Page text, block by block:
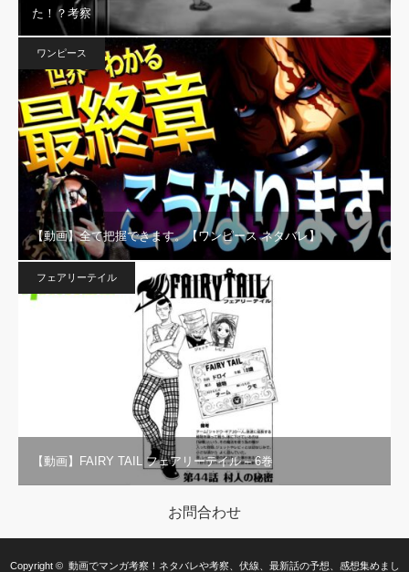
た！？考察
ワンピース
【動画】全て把握できます。【ワンピース ネタバレ】
フェアリーテイル
【動画】FAIRY TAIL フェアリーテイル – 6巻
お問合わせ
Copyright © 動画でマンガ考察！ネタバレや考察、伏線、最新話の予想、感想集めまし